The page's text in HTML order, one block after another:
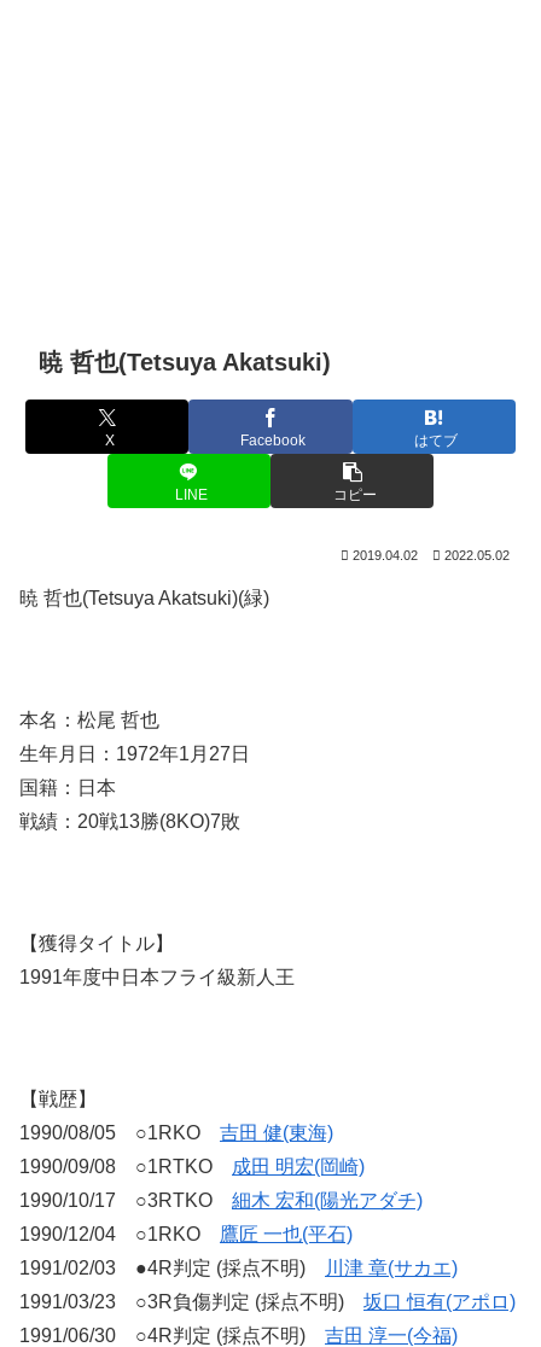
暁 哲也(Tetsuya Akatsuki)
X Facebook はてブ
LINE コピー
2019.04.02 2022.05.02
暁 哲也(Tetsuya Akatsuki)(緑)
本名：松尾 哲也
生年月日：1972年1月27日
国籍：日本
戦績：20戦13勝(8KO)7敗
【獲得タイトル】
1991年度中日本フライ級新人王
【戦歴】
1990/08/05 ○1RKO 吉田 健(東海)
1990/09/08 ○1RTKO
成田 明宏(岡崎)
1990/10/17 ○3RTKO 細木 宏和(陽光アダチ)
1990/12/04 ○1RKO 鷹匠 一也(平石)
1991/02/03 ●4R判定 (採点不明)
川津 章(サカエ)
1991/03/23 ○3R負傷判定 (採点不明) 坂口 恒有(アポロ)
1991/06/30 ○4R判定 (採点不明) 吉田 淳一(今福)